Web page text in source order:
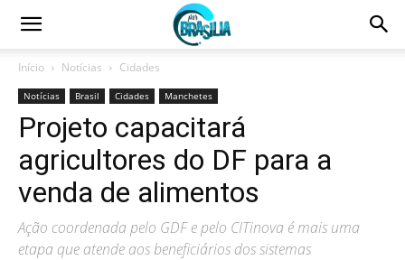
Início Notícias Cidades
Notícias Brasil Cidades Manchetes
Projeto capacitará
agricultores do DF para a
venda de alimentos
Ação coordenada pelo GDF e pelo CITinova é mais uma
etapa que atende aos beneficiários dos sistemas